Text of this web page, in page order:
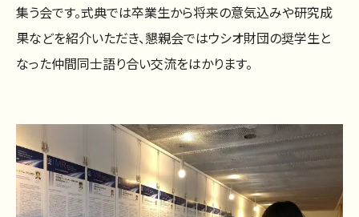
集う会です。式典では卒業生から将来の意気込みや研究成
果などを紹介いただき、懇親会ではウシオ財団の奨学生と
なった仲間同士語り合い交流をはかります。